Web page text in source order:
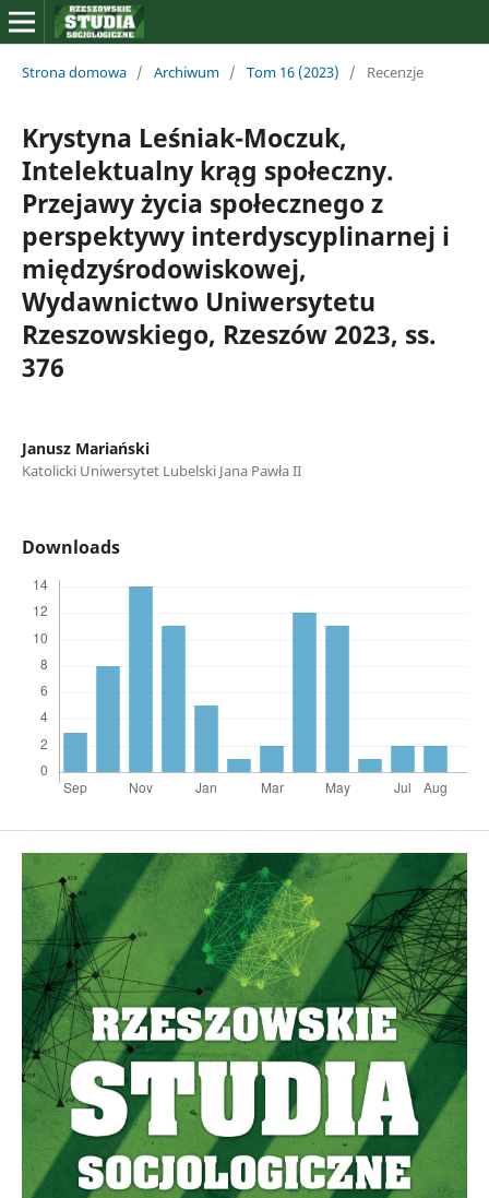
Strona domowa / Archiwum / Tom 16 (2023) / Recenzje
Krystyna Leśniak-Moczuk,
Intelektualny krąg społeczny.
Przejawy życia społecznego z
perspektywy interdyscyplinarnej i
międzyśrodowiskowej,
Wydawnictwo Uniwersytetu
Rzeszowskiego, Rzeszów 2023, ss.
376
Janusz Mariański
Katolicki Uniwersytet Lubelski Jana Pawła II
Downloads